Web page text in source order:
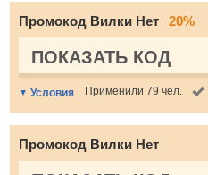
Промокод Вилки Нет 20%
ПОКАЗАТЬ КОД
Условия Применили 79 чел.
Промокод Вилки Нет